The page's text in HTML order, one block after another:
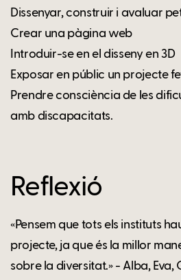
Dissenyar, construir i avaluar
Crear una pàgina web
Introduir-se en el disseny en 3D
Exposar en públic un projecte
Prendre consciència de les
amb discapacitats.
Reflexió
«Pensem que tots els instituts
projecte, ja que és la millor
sobre la diversitat.» - Alba, Eva,